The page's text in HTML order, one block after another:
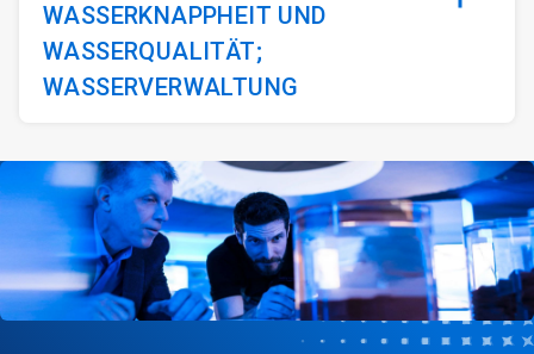
WASSERKNAPPHEIT UND
WASSERQUALITÄT;
WASSERVERWALTUNG